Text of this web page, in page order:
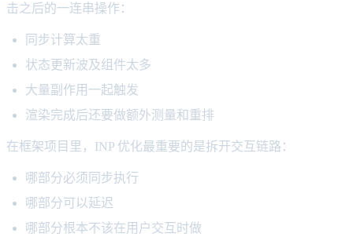
击之后的一连串操作：
同步计算太重
状态更新波及组件太多
大量副作用一起触发
渲染完成后还要做额外测量和重排
在框架项目里，INP 优化最重要的是拆开交互链路：
哪部分必须同步执行
哪部分可以延迟
哪部分根本不该在用户交互时做